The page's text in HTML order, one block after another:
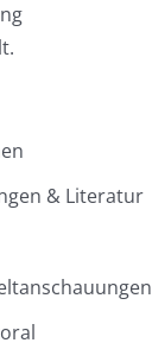
& Literatur